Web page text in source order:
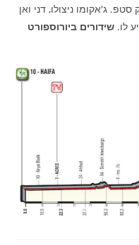
ג'אקומו ניצולו, דני ואן
לו.שידורים ביורוספורט